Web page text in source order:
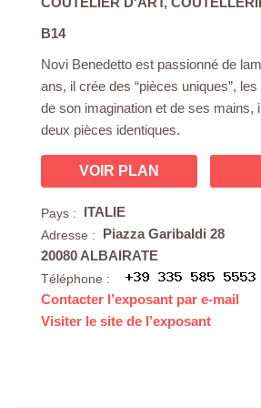
B14
Novi Benedetto est passionné de
ans, il crée des “pièces uniques”,
de son imagination et de ses mains,
deux pièces identiques.
VOIR PLAN
Pays : ITALIE
Adresse :
Piazza Garibaldi 28
20080 ALBAIRATE
Téléphone :
Contacter l’exposant par e-mail
Visiter le site de l’exposant